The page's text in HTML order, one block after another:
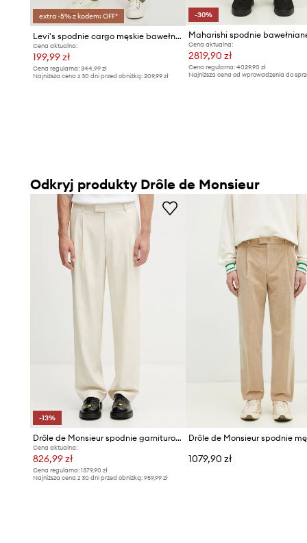
extra -5% z kodem: OFF*
Levi's spodnie cargo męskie bawełniane XX CARGO STRAIGHT
Cena aktualna:
199,99 zł
Cena regularna: 344,99 zł
Najniższa cena z 30 dni przed obniżką: 209,99 zł
-30%
Cena aktualna:
2819,90 zł
Cena regularna:4029,90 zł
Najniższa cena od wprowadzenia do
Odkryj produkty Drôle de Monsieur
-13%
Drôle de Monsieur spodnie garniturowe męskie z wiskozą Golfeur
Cena aktualna:
826,99 zł
Cena regularna: 1379,90 zł
Najniższa cena z 30 dni przed obniżką: 959,99 zł
1079,90 zł